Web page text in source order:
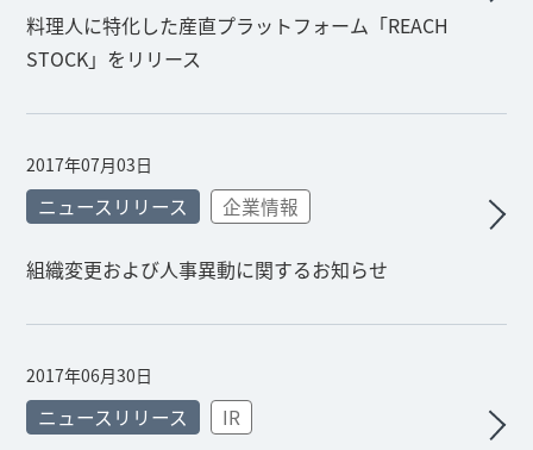
料理人に特化した産直プラットフォーム「REACH
STOCK」をリリース
2017年07月03日
ニュースリリース 企業情報
組織変更および人事異動に関するお知らせ
2017年06月30日
ニュースリリース IR